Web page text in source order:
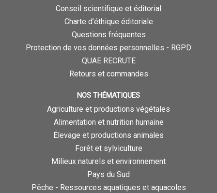
Conseil scientifique et éditorial
Charte d’éthique éditoriale
Questions fréquentes
Protection de vos données personnelles - RGPD
QUAE RECRUTE
Retours et commandes
NOS THÉMATIQUES
Agriculture et productions végétales
Alimentation et nutrition humaine
Élevage et productions animales
Forêt et sylviculture
Milieux naturels et environnement
Pays du Sud
Pêche - Ressources aquatiques et aquacoles